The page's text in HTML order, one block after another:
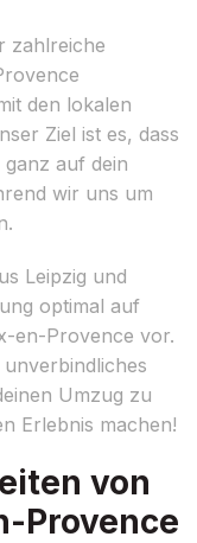
zahlreiche
den lokalen
Ziel ist es, dass
auf dein
wir uns um
Leipzig und
optimal auf
en-Provence vor.
Umzug zu
Erlebnis machen!
von
Provence